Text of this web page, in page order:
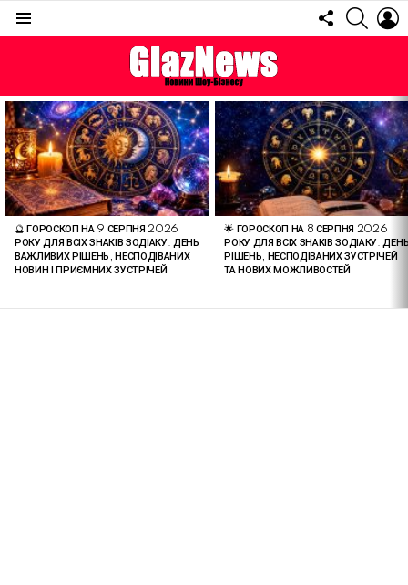
FOLLOW
US
ОСТАННІ
СТАТТІ
🔮 ГОРОСКОП НА 9 СЕРПНЯ 2026
РОКУ ДЛЯ ВСІХ ЗНАКІВ ЗОДІАКУ: ДЕНЬ
ВАЖЛИВИХ РІШЕНЬ, НЕСПОДІВАНИХ
НОВИН І ПРИЄМНИХ ЗУСТРІЧЕЙ
🌟 ГОРОСКОП НА 8 СЕРПНЯ 2026
РОКУ ДЛЯ ВСІХ ЗНАКІВ ЗОДІАКУ:
РІШЕНЬ, НЕСПОДІВАНИХ ЗУСТРІЧЕЙ
ТА НОВИХ МОЖЛИВОСТЕЙ